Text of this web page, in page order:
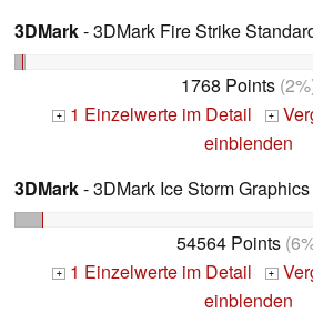
3DMark- 3DMark Fire Strike
1768 Points
+ 1 Einzelwerte im Detail +
einblenden
3DMark- 3DMark Ice Storm Graphics
54564 Points
+ 1 Einzelwerte im Detail +
einblenden